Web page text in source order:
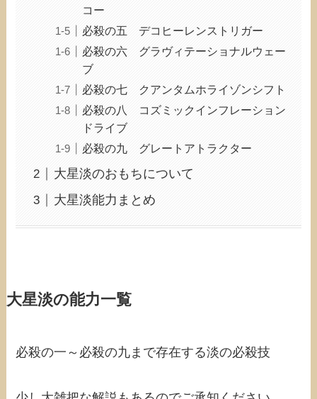
コー
必殺の五 デコヒーレンストリガー
必殺の六 グラヴィテーショナルウェー
ブ
必殺の七 クアンタムホライゾンシフト
必殺の八 コズミックインフレーション
ドライブ
必殺の九 グレートアトラクター
大星淡のおもちについて
大星淡能力まとめ
大星淡の能力一覧
必殺の一～必殺の九まで存在する淡の必殺技